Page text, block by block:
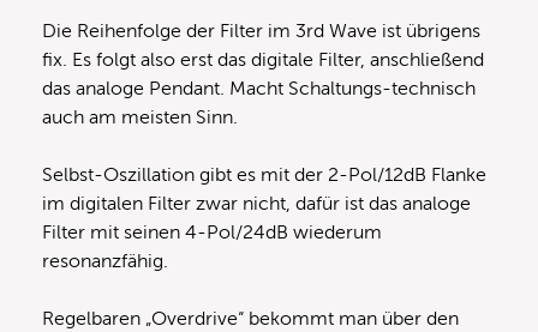
Die Reihenfolge der Filter im 3rd Wave ist übrigens
fix. Es folgt also erst das digitale Filter, anschließend
das analoge Pendant. Macht Schaltungs-technisch
auch am meisten Sinn.
Selbst-Oszillation gibt es mit der 2-Pol/12dB Flanke
im digitalen Filter zwar nicht, dafür ist das analoge
Filter mit seinen 4-Pol/24dB wiederum
resonanzfähig.
Regelbaren „Overdrive“ bekommt man über den